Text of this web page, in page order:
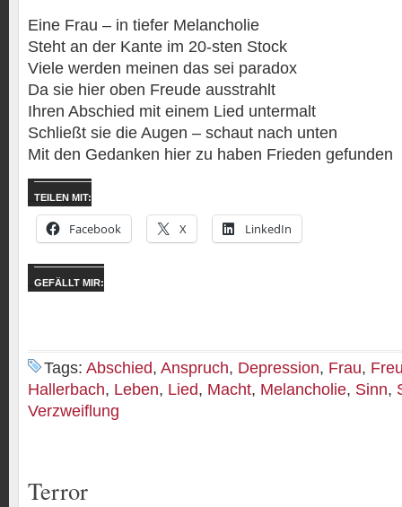
Eine Frau – in tiefer Melancholie
Steht an der Kante im 20-sten Stock
Viele werden meinen das sei paradox
Da sie hier oben Freude ausstrahlt
Ihren Abschied mit einem Lied untermalt
Schließt sie die Augen – schaut nach unten
Mit den Gedanken hier zu haben Frieden gefunden
TEILEN MIT:
Facebook X LinkedIn
GEFÄLLT MIR:
Tags: Abschied, Anspruch, Depression, Frau,
Hallerbach, Leben, Lied, Macht, Melancholie, Sinn,
Verzweiflung
Terror